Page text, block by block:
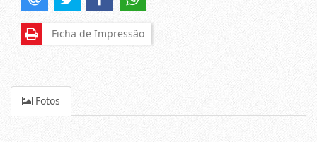
Ficha de Impressão
Fotos